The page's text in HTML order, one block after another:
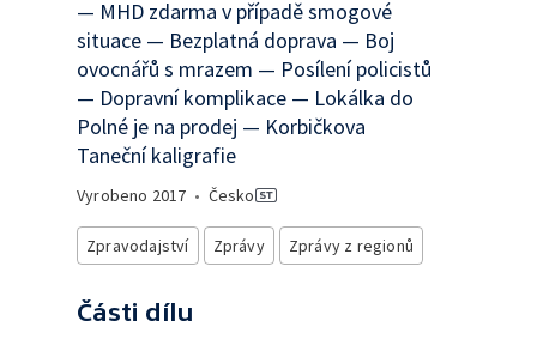
— MHD zdarma v případě smogové
situace — Bezplatná doprava — Boj
ovocnářů s mrazem — Posílení policistů
— Dopravní komplikace — Lokálka do
Polné je na prodej — Korbičkova
Taneční kaligrafie
Vyrobeno 2017 • Česko
Zpravodajství Zprávy Zprávy z regionů
Části dílu